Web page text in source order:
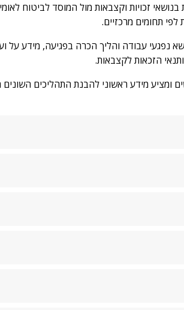
זכויות וקצבאות מול המוסד לביטוח
לפי תחומים מרכזיים.
נפגעי עבודה והליך הכרה בפגיעה, מידע על
הזכאות לקצבאות.
ומציע מידע ראשוני להבנת התהליכים